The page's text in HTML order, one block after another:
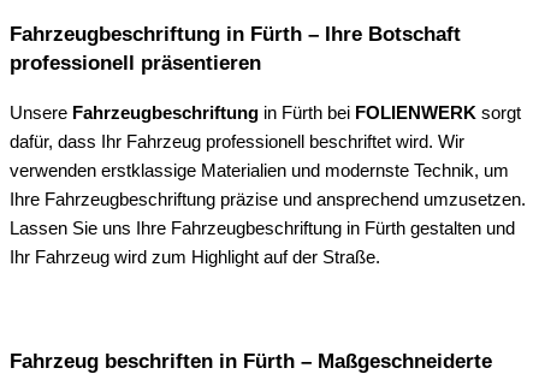
Fahrzeugbeschriftung in Fürth – Ihre Botschaft
professionell präsentieren
Unsere Fahrzeugbeschriftung in Fürth bei FOLIENWERK sorgt
dafür, dass Ihr Fahrzeug professionell beschriftet wird. Wir
verwenden erstklassige Materialien und modernste Technik, um
Ihre Fahrzeugbeschriftung präzise und ansprechend umzusetzen.
Lassen Sie uns Ihre Fahrzeugbeschriftung in Fürth gestalten und
Ihr Fahrzeug wird zum Highlight auf der Straße.
Fahrzeug beschriften in Fürth – Maßgeschneiderte